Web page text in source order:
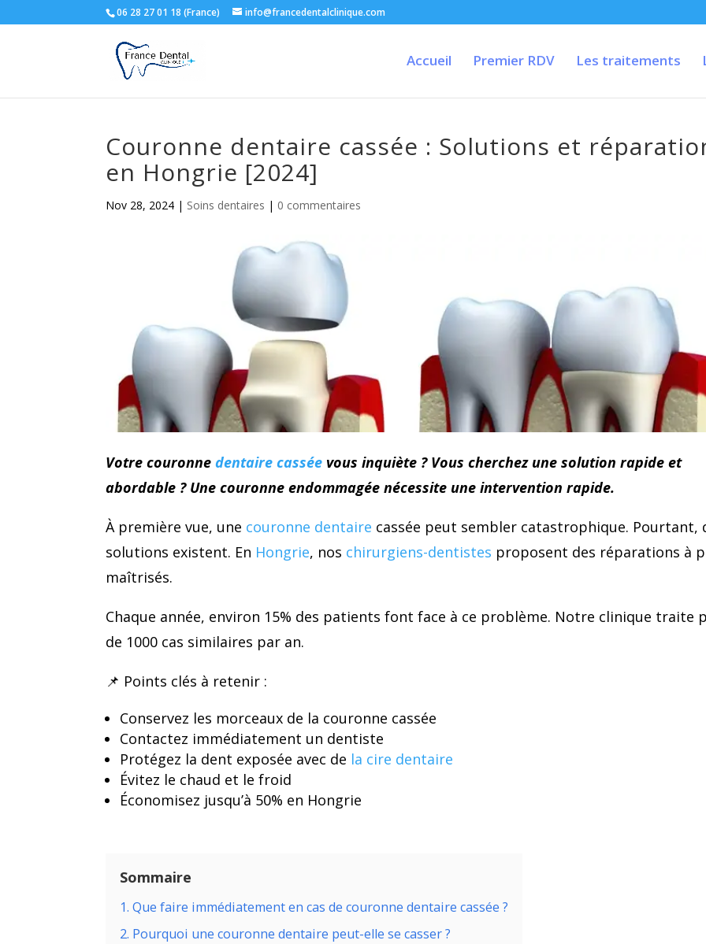
06 28 27 01 18 (France) info@francedentalclinique.com
Accueil Premier RDV Les traitements
Couronne dentaire cassée : Solutions et
en Hongrie [2024]
Nov 28, 2024 | Soins dentaires | 0 commentaires
Votre couronnedentaire cassée vous inquiète ? Vous cherchez une solution rapide et
abordable ? Une couronne endommagée nécessite une intervention rapide.
À première vue, une couronne dentaire cassée peut sembler catastrophique. Pourtant,
solutions existent. En Hongrie, nos chirurgiens-dentistes proposent des réparations à
maîtrisés.
Chaque année, environ 15% des patients font face à ce problème. Notre clinique traite
de 1000 cas similaires par an.
📌 Points clés à retenir :
Conservez les morceaux de la couronne cassée
Contactez immédiatement un dentiste
Protégez la dent exposée avec de la cire dentaire
Évitez le chaud et le froid
Économisez jusqu’à 50% en Hongrie
Sommaire
1. Que faire immédiatement en cas de couronne dentaire cassée ?
2. Pourquoi une couronne dentaire peut-elle se casser ?